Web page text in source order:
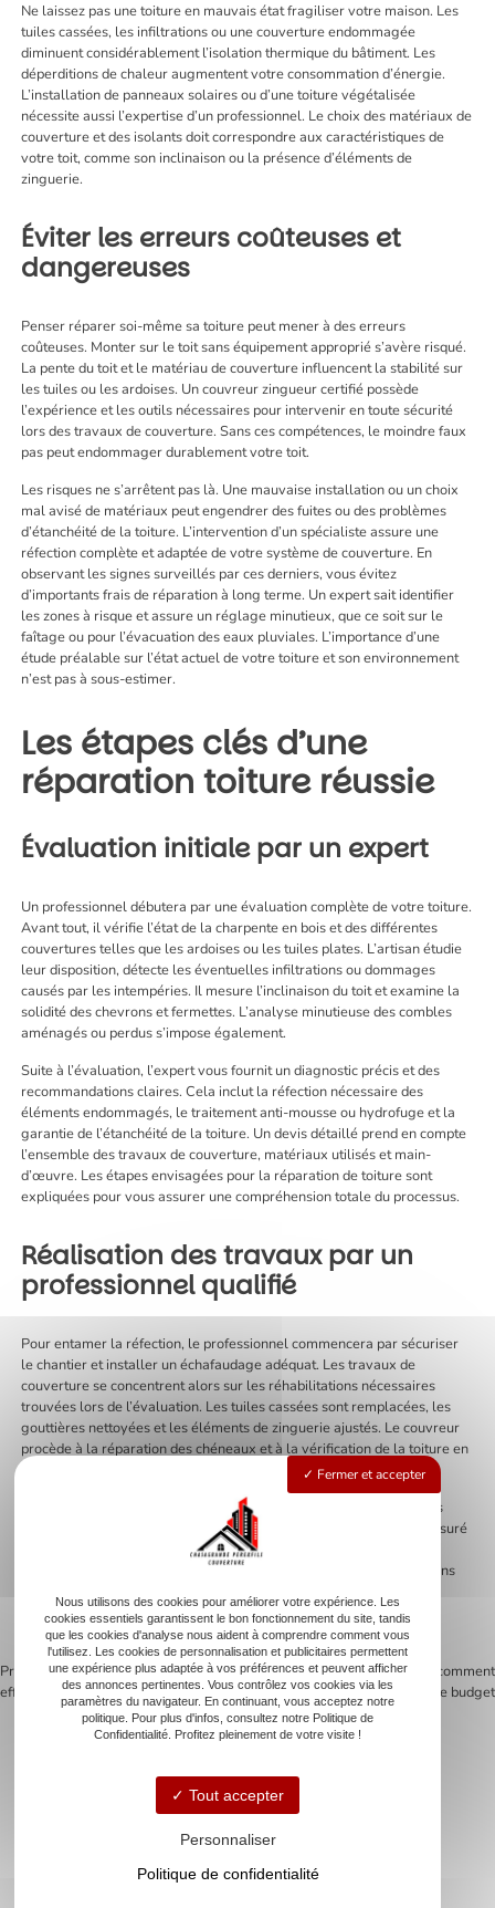
Ne laissez pas une toiture en mauvais état fragiliser votre maison. Les
tuiles cassées, les infiltrations ou une couverture endommagée
diminuent considérablement l’isolation thermique du bâtiment. Les
déperditions de chaleur augmentent votre consommation d’énergie.
L’installation de panneaux solaires ou d’une toiture végétalisée
nécessite aussi l’expertise d’un professionnel. Le choix des matériaux de
couverture et des isolants doit correspondre aux caractéristiques de
votre toit, comme son inclinaison ou la présence d’éléments de
zinguerie.
Éviter les erreurs coûteuses et
dangereuses
Penser réparer soi-même sa toiture peut mener à des erreurs
coûteuses. Monter sur le toit sans équipement approprié s’avère risqué.
La pente du toit et le matériau de couverture influencent la stabilité sur
les tuiles ou les ardoises. Un couvreur zingueur certifié possède
l’expérience et les outils nécessaires pour intervenir en toute sécurité
lors des travaux de couverture. Sans ces compétences, le moindre faux
pas peut endommager durablement votre toit.
Les risques ne s’arrêtent pas là. Une mauvaise installation ou un choix
mal avisé de matériaux peut engendrer des fuites ou des problèmes
d’étanchéité de la toiture. L’intervention d’un spécialiste assure une
réfection complète et adaptée de votre système de couverture. En
observant les signes surveillés par ces derniers, vous évitez
d’importants frais de réparation à long terme. Un expert sait identifier
les zones à risque et assure un réglage minutieux, que ce soit sur le
faîtage ou pour l’évacuation des eaux pluviales. L’importance d’une
étude préalable sur l’état actuel de votre toiture et son environnement
n’est pas à sous-estimer.
Les étapes clés d’une
réparation toiture réussie
Évaluation initiale par un expert
Un professionnel débutera par une évaluation complète de votre toiture.
Avant tout, il vérifie l’état de la charpente en bois et des différentes
couvertures telles que les ardoises ou les tuiles plates. L’artisan étudie
leur disposition, détecte les éventuelles infiltrations ou dommages
causés par les intempéries. Il mesure l’inclinaison du toit et examine la
solidité des chevrons et fermettes. L’analyse minutieuse des combles
aménagés ou perdus s’impose également.
Suite à l’évaluation, l’expert vous fournit un diagnostic précis et des
recommandations claires. Cela inclut la réfection nécessaire des
éléments endommagés, le traitement anti-mousse ou hydrofuge et la
garantie de l’étanchéité de la toiture. Un devis détaillé prend en compte
l’ensemble des travaux de couverture, matériaux utilisés et main-
d’œuvre. Les étapes envisagées pour la réparation de toiture sont
expliquées pour vous assurer une compréhension totale du processus.
Réalisation des travaux par un
professionnel qualifié
Pour entamer la réfection, le professionnel commencera par sécuriser
le chantier et installer un échafaudage adéquat. Les travaux de
couverture se concentrent alors sur les réhabilitations nécessaires
trouvées lors de l’évaluation. Les tuiles cassées sont remplacées, les
gouttières nettoyées et les éléments de zinguerie ajustés. Le couvreur
procède à la réparation des chéneaux et à la vérification de la toiture en
chaume ou en fibrociment, selon le type de toiture.
L’intervention d’un couvreur expérimenté garantit la conformité des
réparations. Le remplacement des couvertures défectueuses est assuré
selon les normes en vigueur et les particularités régionales. Le
couvreur veille à l’isolation des combles pour réduire les déperditions
énergétiques et assurer une isolation thermique optimale. Une
inspection finale vous garantit la qualité du travail effectué et vous
permet de profiter d’un bâtiment solide, sûr et confortable.
Navigation
Previous:Comment démousser
efficacement votre toiture
Next: Refaire toiture prix : comment
évaluer votre budget
Accueil
Couverture
Zinguerie
Fermer et accepter
Nous utilisons des cookies pour améliorer votre expérience. Les
cookies essentiels garantissent le bon fonctionnement du site, tandis
que les cookies d'analyse nous aident à comprendre comment vous
l'utilisez. Les cookies de personnalisation et publicitaires permettent
une expérience plus adaptée à vos préférences et peuvent afficher
des annonces pertinentes. Vous contrôlez vos cookies via les
paramètres du navigateur. En continuant, vous acceptez notre
politique. Pour plus d'infos, consultez notre Politique de
Confidentialité. Profitez pleinement de votre visite !
Tout accepter
Personnaliser
Politique de confidentialité